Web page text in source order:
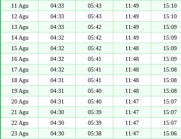
11 Agu
04:33 05:43 11:49 15:10
12 Agu
04:33 05:43 11:49 15:10
13 Agu
04:33 05:42 11:49 15:09
14 Agu
04:32 05:42 11:49 15:09
15 Agu
04:32 05:42 11:48 15:09
16 Agu
04:32 05:41 11:48 15:09
17 Agu
04:32 05:41 11:48 15:08
18 Agu
04:31 05:41 11:48 15:08
19 Agu
04:31 05:40 11:48 15:08
20 Agu
04:31 05:40 11:47 15:07
21 Agu
04:30 05:39 11:47 15:07
22 Agu
04:30 05:39 11:47 15:07
23 Agu
04:30 05:38 11:47 15:06